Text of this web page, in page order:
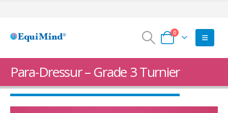
0
Para-Dressur – Grade 3 Turnier